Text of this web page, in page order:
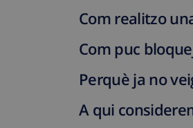
Com realitzo
Com puc
Perquè ja no
A qui